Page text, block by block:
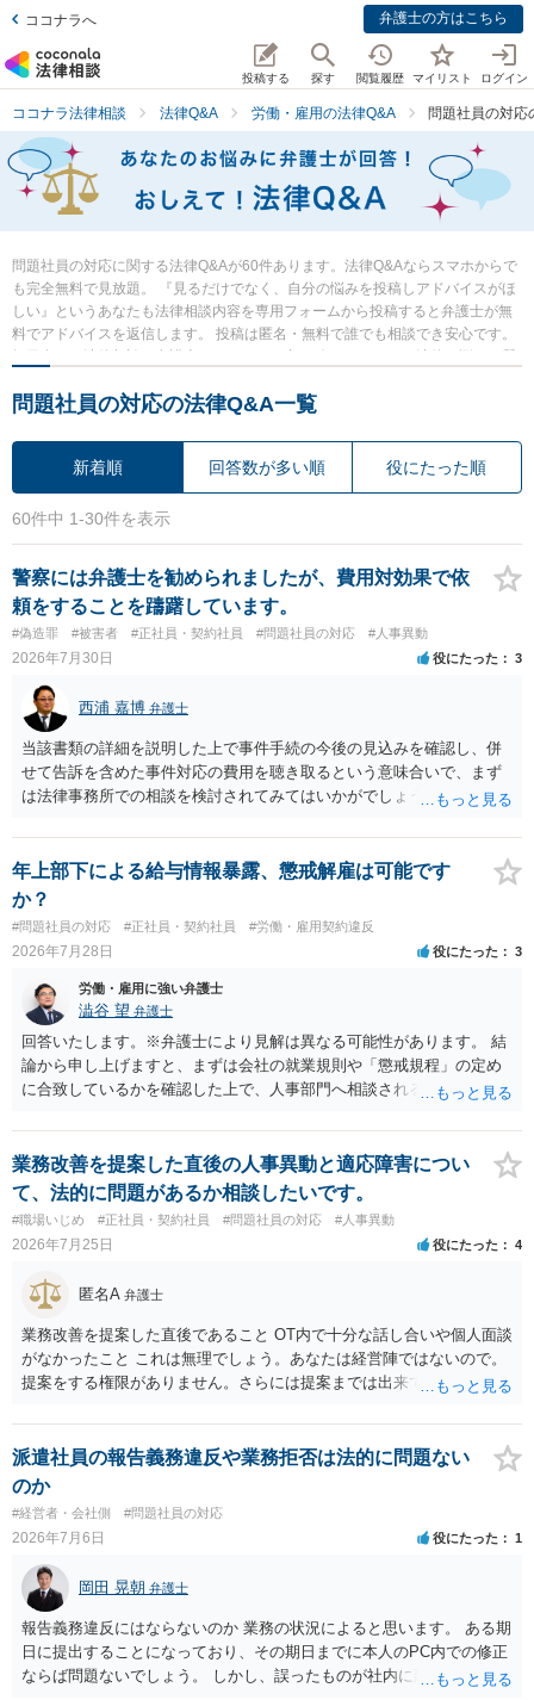
ココナラへ 弁護士の方はこちら
投稿する 探す 閲覧履歴 マイリスト ログイン
ココナラ法律相談 法律Q&A 労働・雇用の法律Q&A 問題社員の対応
問題社員の対応に関する法律Q&Aが60件あります。法律Q&Aならスマホからで
も完全無料で見放題。 『見るだけでなく、自分の悩みを投稿しアドバイスがほ
しい』というあなたも法律相談内容を専用フォームから投稿すると弁護士が無
料でアドバイスを返信します。 投稿は匿名・無料で誰でも相談でき安心です。
毎日多くの法律相談に弁護士がアドバイス中。 今すぐあなたの法律の悩み・質
問題社員の対応の法律Q&A一覧
新着順 回答数が多い順 役にたった順
60件中 1-30件を表示
警察には弁護士を勧められましたが、費用対効果で依
頼をすることを躊躇しています。
#偽造罪 #被害者 #正社員・契約社員 #問題社員の対応 #人事異動
2026年7月30日 役にたった 3
西浦 嘉博 弁護士
当該書類の詳細を説明した上で事件手続の今後の見込みを確認し、併
せて告訴を含めた事件対応の費用を聴き取るという意味合いで、まず
は法律事務所での相談を検討されてみてはいかがでしょうか。 上記、
年上部下による給与情報暴露、懲戒解雇は可能です
か？
#問題社員の対応 #正社員・契約社員 #労働・雇用契約違反
2026年7月28日 役にたった 3
労働・雇用に強い弁護士
澁谷 望 弁護士
回答いたします。※弁護士により見解は異なる可能性があります。 結
論から申し上げますと、まずは会社の就業規則や「懲戒規程」の定め
に合致しているかを確認した上で、人事部門へ相談されることが最優
ものの、重い懲戒処分の対象には十分なり得ます。 名誉や評価の回復
については、会社側に「部下の不正行為による情報漏洩」と正式に認
定させ、誤認した他部署への適切なフォローや周知を求めるのが有効
です。 あるいは、懲戒があったことを社内で周知される手続があるの
ならば、それにより軽微ながら回復はできるかもしれません。 さらに
個人としても、相手に対してプライバシー侵害等に基づく損害賠償
（慰謝料）を請求する選択肢がありえます（ただし、金額は多額にな
らない可能性があります。）。
業務改善を提案した直後の人事異動と適応障害につい
て、法的に問題があるか相談したいです。
#職場いじめ #正社員・契約社員 #問題社員の対応 #人事異動
2026年7月25日 役にたった 4
匿名A 弁護士
業務改善を提案した直後であること OT内で十分な話し合いや個人面談
がなかったこと これは無理でしょう。あなたは経営陣ではないので。
提案をする権限がありません。さらには提案までは出来ても、会社が
況を報告する義務もありません。 権限がないことをして、相手が応じ
ないのは当然で、それで適応障害になっても、そもそも相手は適法で
すので、対応は難しいでしょう。
派遣社員の報告義務違反や業務拒否は法的に問題ない
のか
#経営者・会社側 #問題社員の対応
2026年7月6日 役にたった 1
岡田 晃朝 弁護士
報告義務違反にはならないのか 業務の状況によると思います。 ある期
日に提出することになっており、その期日までに本人のPC内での修正
ならば問題ないでしょう。 しかし、誤ったものが社内に廻っており、